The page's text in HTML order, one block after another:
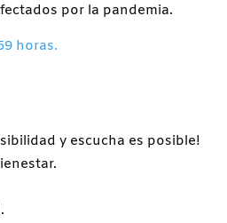
por la pandemia.
horas.
y escucha es posible!